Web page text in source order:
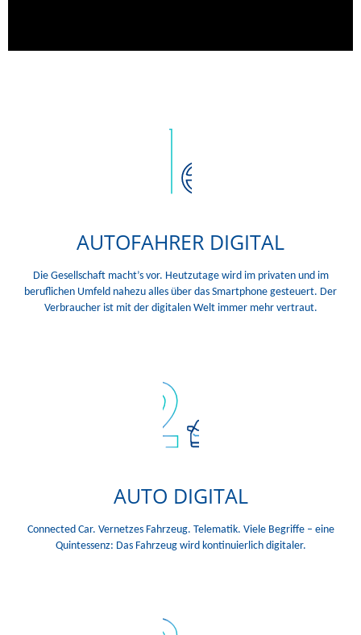
AUTOFAHRER DIGITAL
Die Gesellschaft macht’s vor. Heutzutage wird im privaten und im
beruflichen Umfeld nahezu alles über das Smartphone gesteuert. Der
Verbraucher ist mit der digitalen Welt immer mehr vertraut.
AUTO DIGITAL
Connected Car. Vernetzes Fahrzeug. Telematik. Viele Begriffe – eine
Quintessenz: Das Fahrzeug wird kontinuierlich digitaler.